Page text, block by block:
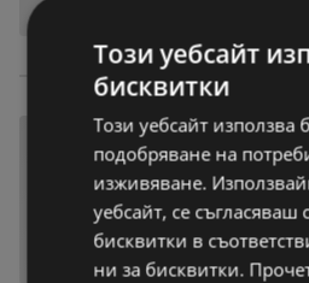
Този уебсайт
бисквитки
Този уебсайт използва
подобряване на
изживяване.
уебсайт, се съгласяваш
бисквитки в
ни за бисквитки.